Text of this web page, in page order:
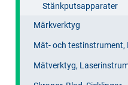
Stänkputsapparater
Märkverktyg
Mät- och testinstrument,
Mätverktyg,